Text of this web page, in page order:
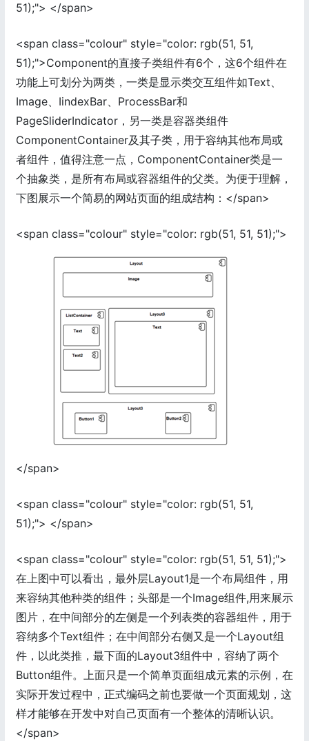
51);"> </span>
<span class="colour" style="color: rgb(51, 51,
51);">Component的直接子类组件有6个，这6个组件在
功能上可划分为两类，一类是显示类交互组件如Text、
Image、IindexBar、ProcessBar和
PageSliderIndicator，另一类是容器类组件
ComponentContainer及其子类，用于容纳其他布局或
者组件，值得注意一点，ComponentContainer类是一
个抽象类，是所有布局或容器组件的父类。为便于理解，
下图展示一个简易的网站页面的组成结构：</span>
<span class="colour" style="color: rgb(51, 51, 51);">
</span>
<span class="colour" style="color: rgb(51, 51,
51);"> </span>
<span class="colour" style="color: rgb(51, 51, 51);">
在上图中可以看出，最外层Layout1是一个布局组件，用
来容纳其他种类的组件；头部是一个Image组件,用来展示
图片，在中间部分的左侧是一个列表类的容器组件，用于
容纳多个Text组件；在中间部分右侧又是一个Layout组
件，以此类推，最下面的Layout3组件中，容纳了两个
Button组件。上面只是一个简单页面组成元素的示例，在
实际开发过程中，正式编码之前也要做一个页面规划，这
样才能够在开发中对自己页面有一个整体的清晰认识。
</span>